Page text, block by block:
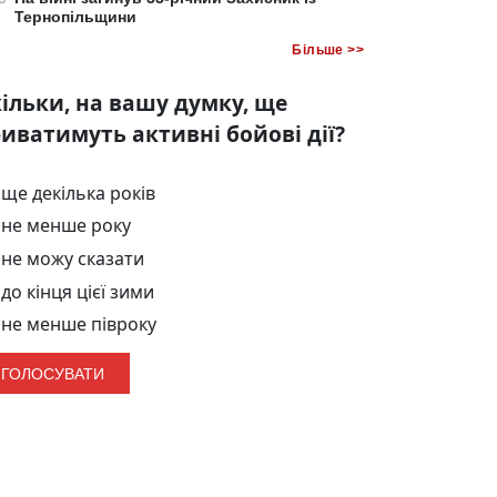
Тернопільщини
Більше >>
на вашу думку, ще
активні бойові дії?
ще декілька років
не менше року
не можу сказати
до кінця цієї зими
не менше півроку